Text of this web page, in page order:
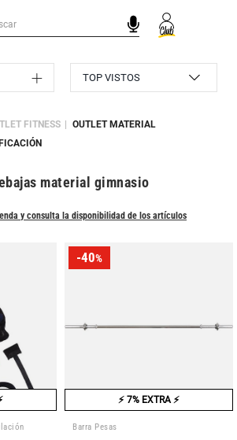
FITNESS
OUTLET MATERIAL
y consulta la disponibilidad de los artículos
material gimnasio
-40%
⚡ 7% EXTRA ⚡
Barra Pesas